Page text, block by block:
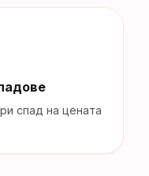
спад на цената